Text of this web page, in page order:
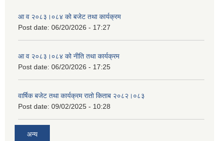
आ व २०८३।०८४ को बजेट तथा कार्यक्रम
Post date: 06/20/2026 - 17:27
आ व २०८३।०८४ को नीति तथा कार्यक्रम
Post date: 06/20/2026 - 17:25
वार्षिक बजेट तथा कार्यक्रम रातो किताब २०८२।०८३
Post date: 09/02/2025 - 10:28
अन्य